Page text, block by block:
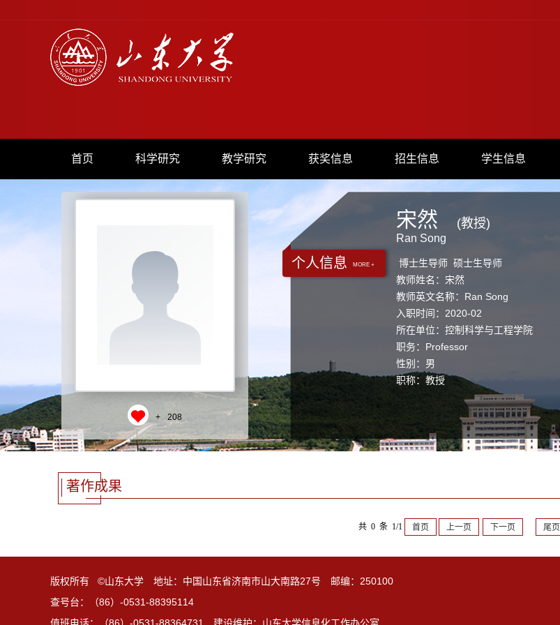
首页 科学研究 教学研究 获奖信息 招生信息 学生信息
+ 208
个人信息 MORE +
宋然
Ran Song
(教授)
博士生导师 硕士生导师
教师姓名：宋然
教师英文名称：Ran Song
入职时间：2020-02
所在单位：控制科学与工程学院
职务：Professor
性别：男
职称：教授
著作成果
共 0 条 1/1 首页 上一页 下一页 尾页
版权所有 ©山东大学 地址：中国山东省济南市山大南路27号 邮编：250100
查号台：（86）-0531-88395114